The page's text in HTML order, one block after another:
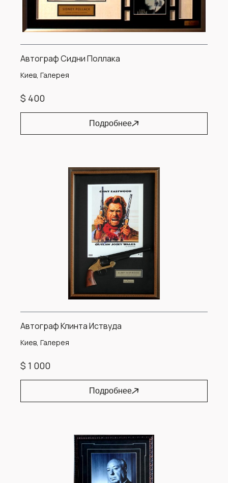
Автограф Сидни Поллака
Киев, Галерея
$ 400
Подробнее
Автограф Клинта Иствуда
Киев, Галерея
$ 1 000
Подробнее